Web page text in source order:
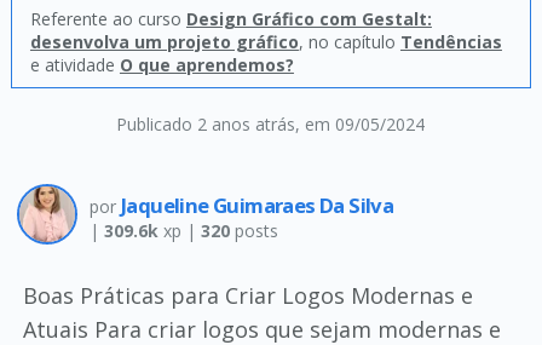
Publicado 2 anos atrás, em 09/05/2024
Referente ao curso Design Gráfico com Gestalt:
desenvolva um projeto gráfico, no capítulo Tendências
e atividade O que aprendemos?
por Jaqueline Guimaraes Da Silva
| 309.6kxp | 320posts
Boas Práticas para Criar Logos Modernas e
Atuais Para criar logos que sejam modernas e